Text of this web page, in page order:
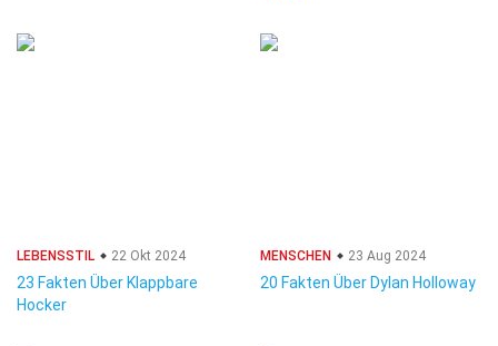
LEBENSSTIL 22 Okt 2024
23 Fakten Über Klappbare
Hocker
MENSCHEN 23 Aug 2024
20 Fakten Über Dylan Holloway